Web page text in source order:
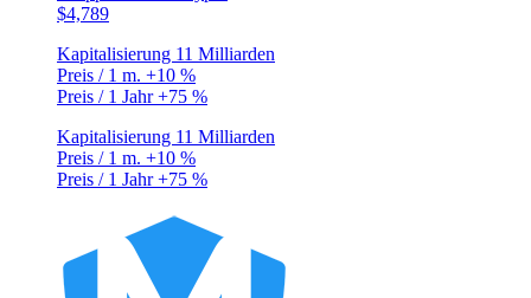
$4,789
Kapitalisierung 11 Milliarden
Preis / 1 m. +10 %
Preis / 1 Jahr+75 %
Kapitalisierung 11 Milliarden
Preis / 1 m. +10 %
Preis / 1 Jahr+75 %